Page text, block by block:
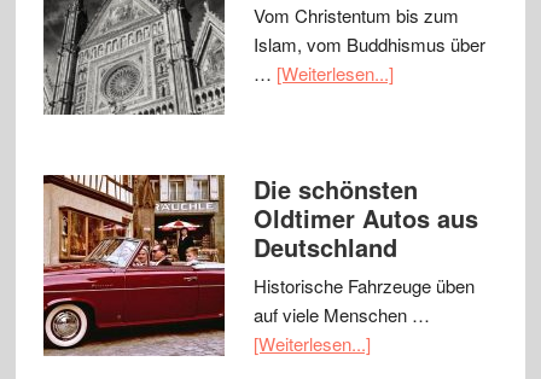
Vom Christentum bis zum
Islam, vom Buddhismus über
… [Weiterlesen...]
Die schönsten
Oldtimer Autos aus
Deutschland
Historische Fahrzeuge üben
auf viele Menschen …
[Weiterlesen...]